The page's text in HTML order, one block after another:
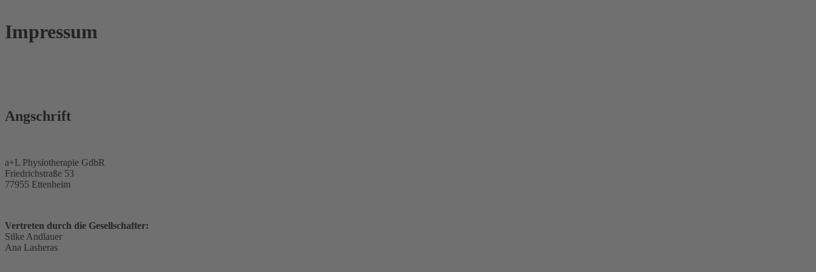
Impressum
Angschrift
a+L Physiotherapie GdbR
Friedrichstraße 53
77955 Ettenheim
Vertreten durch die Gesellschafter:
Silke Andlauer
Ana Lasheras